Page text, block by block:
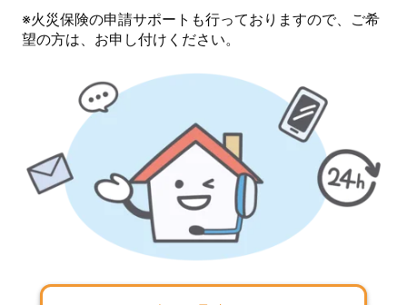
※火災保険の申請サポートも行っておりますので、ご希
望の方は、お申し付けください。